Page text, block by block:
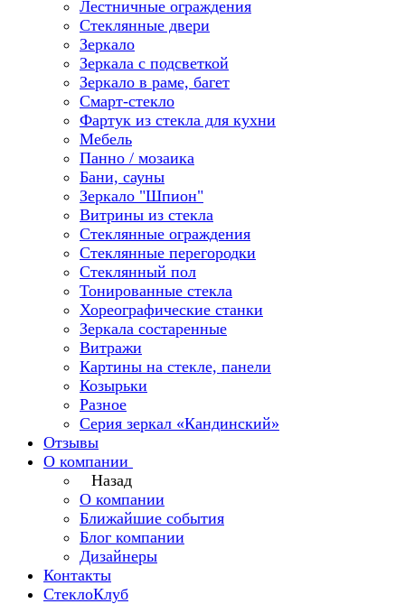
Лестничные ограждения
Стеклянные двери
Зеркало
Зеркала с подсветкой
Зеркало в раме, багет
Смарт-стекло
Фартук из стекла для кухни
Мебель
Панно / мозаика
Бани, сауны
Зеркало "Шпион"
Витрины из стекла
Стеклянные ограждения
Стеклянные перегородки
Стеклянный пол
Тонированные стекла
Хореографические станки
Зеркала состаренные
Витражи
Картины на стекле, панели
Козырьки
Разное
Серия зеркал «Кандинский»
Отзывы
О компании
Назад
О компании
Ближайшие события
Блог компании
Дизайнеры
Контакты
СтеклоКлуб